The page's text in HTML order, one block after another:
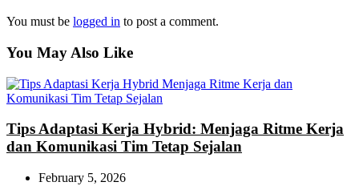
You must be logged in to post a comment.
You May Also Like
Tips Adaptasi Kerja Hybrid: Menjaga Ritme Kerja
dan Komunikasi Tim Tetap Sejalan
February 5, 2026